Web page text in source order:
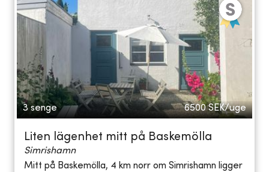
3 senge 6500 SEK/uge
Liten lägenhet mitt på Baskemölla
Simrishamn
Mitt på Baskemölla, 4 km norr om Simrishamn ligger